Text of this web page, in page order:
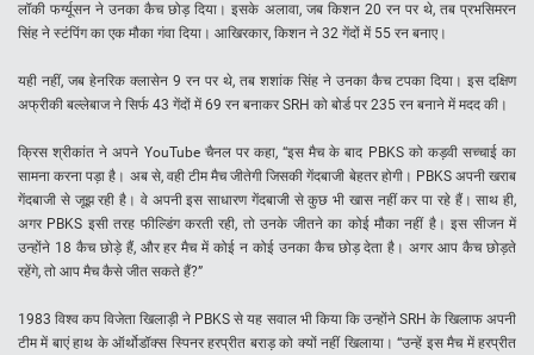
लॉकी फर्ग्यूसन ने उनका कैच छोड़ दिया। इसके अलावा, जब किशन 20 रन पर थे, तब प्रभसिमरन
सिंह ने स्टंपिंग का एक मौका गंवा दिया। आखिरकार, किशन ने 32 गेंदों में 55 रन बनाए।
यही नहीं, जब हेनरिक क्लासेन 9 रन पर थे, तब शशांक सिंह ने उनका कैच टपका दिया। इस दक्षिण
अफ्रीकी बल्लेबाज ने सिर्फ 43 गेंदों में 69 रन बनाकर SRH को बोर्ड पर 235 रन बनाने में मदद की।
क्रिस श्रीकांत ने अपने YouTube चैनल पर कहा, “इस मैच के बाद PBKS को कड़वी सच्चाई का
सामना करना पड़ा है। अब से, वही टीम मैच जीतेगी जिसकी गेंदबाजी बेहतर होगी। PBKS अपनी खराब
गेंदबाजी से जूझ रही है। वे अपनी इस साधारण गेंदबाजी से कुछ भी खास नहीं कर पा रहे हैं। साथ ही,
अगर PBKS इसी तरह फील्डिंग करती रही, तो उनके जीतने का कोई मौका नहीं है। इस सीजन में
उन्होंने 18 कैच छोड़े हैं, और हर मैच में कोई न कोई उनका कैच छोड़ देता है। अगर आप कैच छोड़ते
रहेंगे, तो आप मैच कैसे जीत सकते हैं?”
1983 विश्व कप विजेता खिलाड़ी ने PBKS से यह सवाल भी किया कि उन्होंने SRH के खिलाफ अपनी
टीम में बाएं हाथ के ऑर्थोडॉक्स स्पिनर हरप्रीत बराड़ को क्यों नहीं खिलाया। “उन्हें इस मैच में हरप्रीत